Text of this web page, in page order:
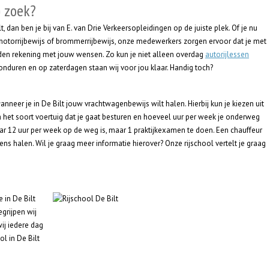
ben je bij van E. van Drie Verkeersopleidingen op de juiste plek. Of je nu
of brommerrijbewijs, onze medewerkers zorgen ervoor dat je met
rekening met jouw wensen. Zo kun je niet alleen overdag autorijlessen
en op zaterdagen staan wij voor jou klaar. Handig toch?
je in De Bilt jouw vrachtwagenbewijs wilt halen. Hierbij kun je kiezen uit
soort voertuig dat je gaat besturen en hoeveel uur per week je onderweg
12 uur per week op de weg is, maar 1 praktijkexamen te doen. Een chauffeur
halen. Wil je graag meer informatie hierover? Onze rijschool vertelt je graag
in De Bilt
wij
iedere dag
in De Bilt